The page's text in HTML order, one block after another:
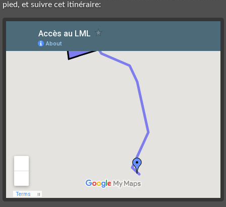
pied, et suivre cet itinéraire: